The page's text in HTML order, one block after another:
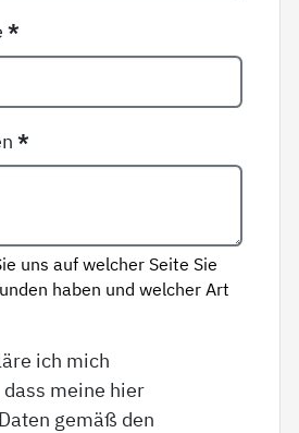
*
*
uns auf welcher Seite Sie
haben und welcher Art
ich mich
meine hier
gemäß den